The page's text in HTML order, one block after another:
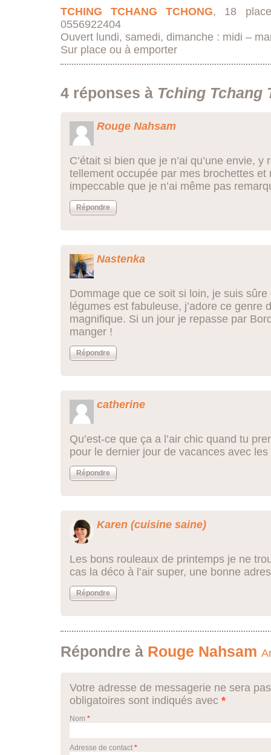
TCHING TCHANG TCHONG, 18 place
0556922404
Ouvert lundi, samedi, dimanche : midi –
Sur place ou à emporter
4 réponses à Tching Tchang
Rouge Nahsam
C’était si bien que je n’ai qu’une envie,
tellement occupée par mes brochettes
impeccable que je n’ai même pas
Répondre
Nastenka
Dommage que ce soit si loin, je suis sûre
légumes est fabuleuse, j’adore ce genre
magnifique. Si un jour je repasse par
manger !
Répondre
catherine
Qu’est-ce que ça a l’air chic quand tu
pour le dernier jour de vacances avec les
Répondre
Karen (cuisine saine)
Les bons rouleaux de printemps je ne
cas la déco à l’air super, une bonne
Répondre
Répondre à Rouge Nahsam
Votre adresse de messagerie ne sera
obligatoires sont indiqués avec *
Nom *
Adresse de contact *